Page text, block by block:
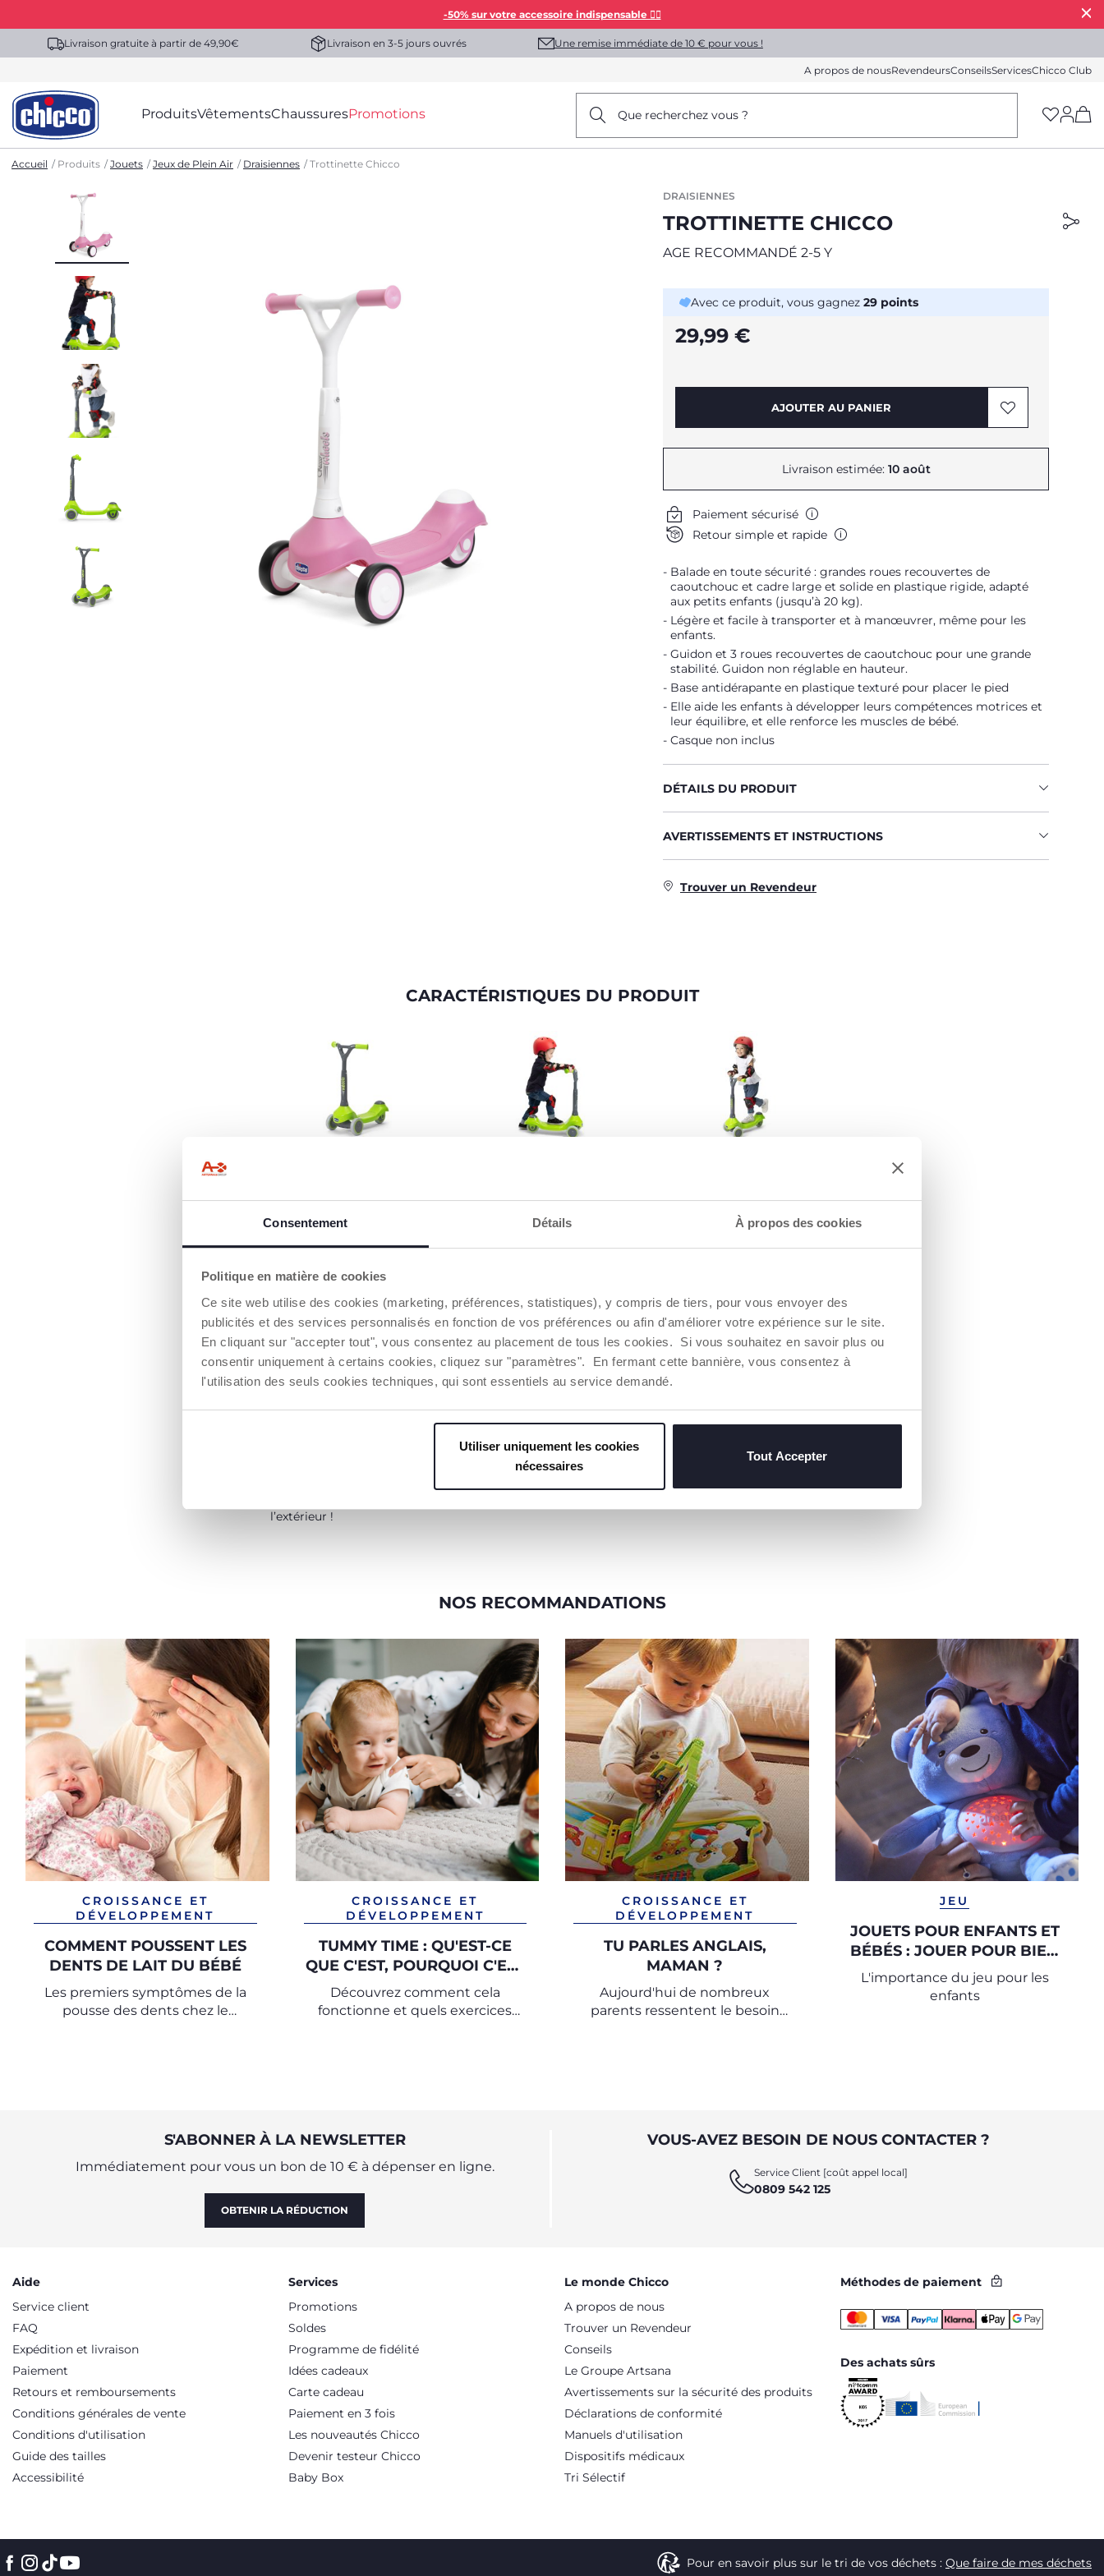
Consentement Détails À propos des cookies
Politique en matière de cookies
Ce site web utilise des cookies (marketing, préférences, statistiques), y compris de tiers, pour vous envoyer des
publicités et des services personnalisés en fonction de vos préférences ou afin d'améliorer votre expérience sur le site.
En cliquant sur "accepter tout", vous consentez au placement de tous les cookies. Si vous souhaitez en savoir plus ou
consentir uniquement à certains cookies, cliquez sur "paramètres". En fermant cette bannière, vous consentez à
l'utilisation des seuls cookies techniques, qui sont essentiels au service demandé.
Utiliser uniquement les cookies
nécessaires
Tout Accepter
-50% sur votre accessoire indispensable 👯‍♀️
Livraison gratuite à partir de 49,90€ Livraison en 3-5 jours ouvrés Une remise immédiate de 10 € pour vous !
A propos de nousRevendeursConseilsServicesChicco Club
ProduitsVêtementsChaussuresPromotions Que recherchez vous ?
Accueil Produits Jouets Jeux de Plein Air Draisiennes Trottinette Chicco
DRAISIENNES
TROTTINETTE CHICCO
AGE RECOMMANDÉ 2-5 Y
Avec ce produit, vous gagnez 29 points
29,99 €
AJOUTER AU PANIER
Livraison estimée: 10 août
Paiement sécurisé
Retour simple et rapide
Balade en toute sécurité : grandes roues recouvertes de
caoutchouc et cadre large et solide en plastique rigide, adapté
aux petits enfants (jusqu’à 20 kg).
Légère et facile à transporter et à manœuvrer, même pour les
enfants.
Guidon et 3 roues recouvertes de caoutchouc pour une grande
stabilité. Guidon non réglable en hauteur.
Base antidérapante en plastique texturé pour placer le pied
Elle aide les enfants à développer leurs compétences motrices et
leur équilibre, et elle renforce les muscles de bébé.
Casque non inclus
DÉTAILS DU PRODUIT
AVERTISSEMENTS ET INSTRUCTIONS
Trouver un Revendeur
CARACTÉRISTIQUES DU PRODUIT
base antidérapante pour
poser le pied.
Profite de ta trottinette aussi
bien à l’intérieur qu’à
partout à la maison !
de caoutchouc pour une
conduite silencieuse
pour t’amuser et te déplacer,
l’extérieur !
NOS RECOMMANDATIONS
CROISSANCE ET
DÉVELOPPEMENT
COMMENT POUSSENT LES
DENTS DE LAIT DU BÉBÉ
Les premiers symptômes de la
pousse des dents chez le
CROISSANCE ET
DÉVELOPPEMENT
TUMMY TIME : QU'EST-CE
QUE C'EST, POURQUOI C'EST
IMPORTANT
Découvrez comment cela
fonctionne et quels exercices
CROISSANCE ET
DÉVELOPPEMENT
TU PARLES ANGLAIS,
MAMAN ?
Aujourd'hui de nombreux
parents ressentent le besoin
JEU
JOUETS POUR ENFANTS ET
BÉBÉS : JOUER POUR BIEN
GRANDIR
L'importance du jeu pour les
enfants
S'ABONNER À LA NEWSLETTER
Immédiatement pour vous un bon de 10 € à dépenser en ligne.
OBTENIR LA RÉDUCTION
VOUS-AVEZ BESOIN DE NOUS CONTACTER ?
Service Client [coût appel local]
0809 542 125
Aide
Service client
FAQ
Expédition et livraison
Paiement
Retours et remboursements
Conditions générales de vente
Conditions d'utilisation
Guide des tailles
Accessibilité
Services
Promotions
Soldes
Programme de fidélité
Idées cadeaux
Carte cadeau
Paiement en 3 fois
Les nouveautés Chicco
Devenir testeur Chicco
Baby Box
Le monde Chicco
A propos de nous
Trouver un Revendeur
Conseils
Le Groupe Artsana
Avertissements sur la sécurité des produits
Déclarations de conformité
Manuels d'utilisation
Dispositifs médicaux
Tri Sélectif
Méthodes de paiement
Des achats sûrs
Pour en savoir plus sur le tri de vos déchets : Que faire de mes déchets